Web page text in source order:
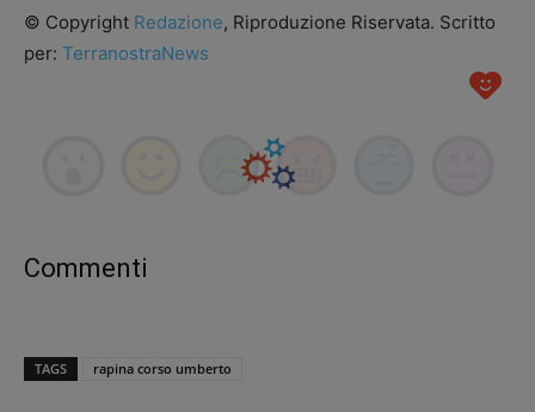
© Copyright Redazione, Riproduzione Riservata. Scritto
per: TerranostraNews
Commenti
TAGS rapina corso umberto